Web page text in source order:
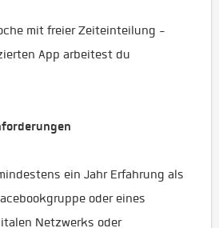
mit freier Zeiteinteilung -
App arbeitest du
ein Jahr Erfahrung als
oder eines
Netzwerks oder